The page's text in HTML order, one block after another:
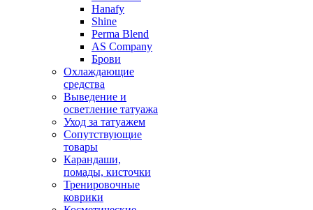
Hanafy
Shine
Perma Blend
AS Company
Брови
Охлаждающие
средства
Выведение и
осветление татуажа
Уход за татуажем
Сопутствующие
товары
Карандаши,
помады, кисточки
Тренировочные
коврики